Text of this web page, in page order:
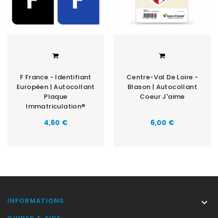
F France - Identifiant
Européen | Autocollant
Plaque
Immatriculation®
Prix
4,60 €
Centre-Val De Loire -
Blason | Autocollant
Coeur J'aime
Prix
6,00 €
INFORMATIONS 